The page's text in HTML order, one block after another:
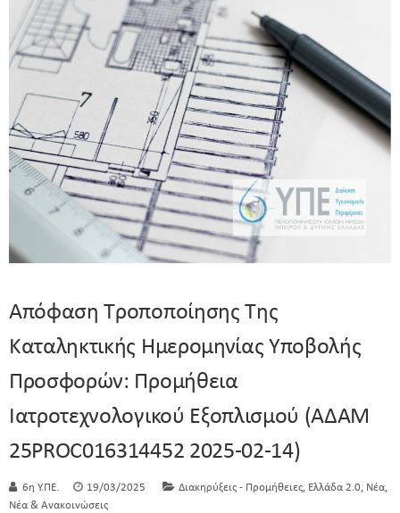
Απόφαση Τροποποίησης Της
Καταληκτικής Ημερομηνίας Υποβολής
Προσφορών: Προμήθεια
Ιατροτεχνολογικού Εξοπλισμού (ΑΔΑΜ
25PROC016314452 2025-02-14)
6η Υ.ΠΕ. 19/03/2025 Διακηρύξεις - Προμήθειες, Ελλάδα 2.0, Νέα,
Νέα & Ανακοινώσεις